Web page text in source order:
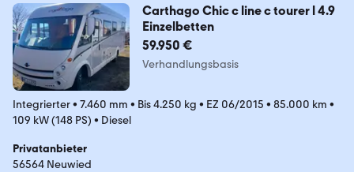
Carthago Chic c line c tourer l 4.9
Einzelbetten
59.950 €
Verhandlungsbasis
Integrierter• 7.460 mm • Bis 4.250 kg • EZ 06/2015 • 85.000 km •
109 kW (148 PS) • Diesel
Privatanbieter
56564 Neuwied